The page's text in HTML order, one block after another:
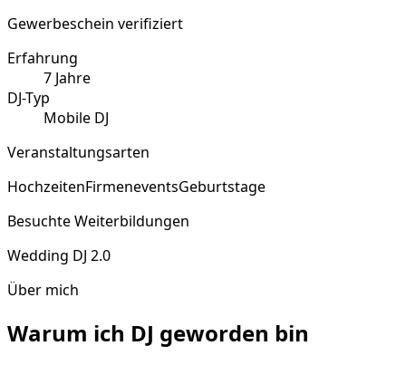
Gewerbeschein verifiziert
Erfahrung
7 Jahre
DJ-Typ
Mobile DJ
Veranstaltungsarten
HochzeitenFirmeneventsGeburtstage
Besuchte Weiterbildungen
Wedding DJ 2.0
Über mich
Warum ich DJ geworden bin